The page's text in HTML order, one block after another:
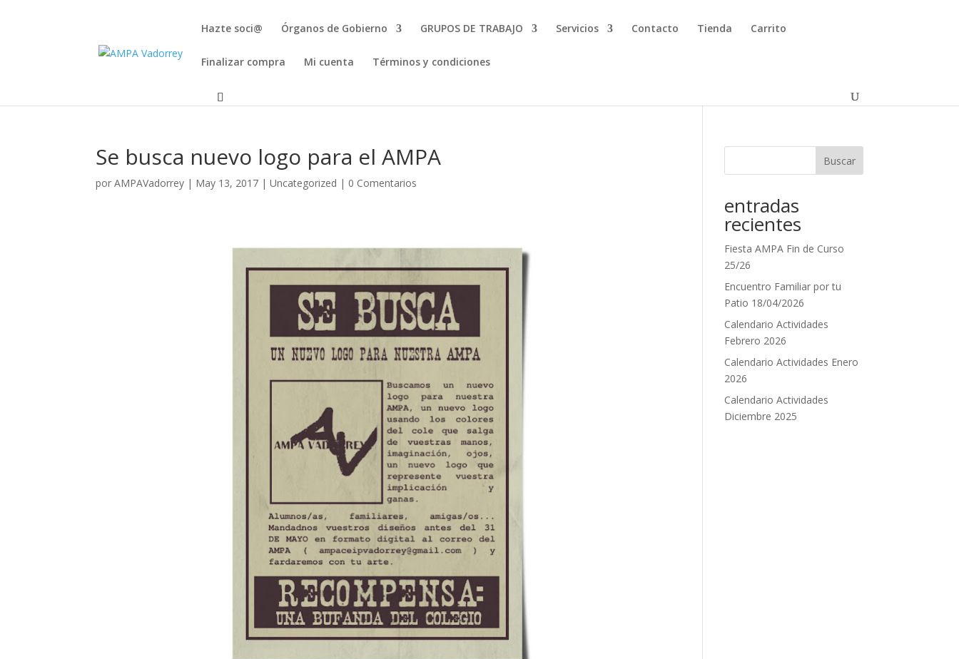
Hazte soci@ Órganos de Gobierno GRUPOS DE TRABAJO Servicios Contacto Tienda Carrito
Finalizar compra Mi cuenta Términos y condiciones
Se busca nuevo logo para el AMPA
porAMPAVadorrey | May 13, 2017 |Uncategorized | 0 Comentarios
Buscar
entradas
recientes
Fiesta AMPA Fin de Curso
25/26
Encuentro Familiar por tu
Patio 18/04/2026
Calendario Actividades
Febrero 2026
Calendario Actividades Enero
2026
Calendario Actividades
Diciembre 2025